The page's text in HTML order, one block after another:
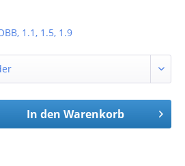
1.1, 1.5, 1.9
In den Warenkorb